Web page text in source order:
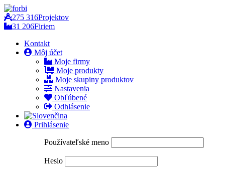
275 316Projektov
31 206Firiem
Kontakt
Môj účet
Moje firmy
Moje produkty
Moje skupiny produktov
Nastavenia
Obľúbené
Odhlásenie
Prihlásenie
Používateľské meno
Heslo